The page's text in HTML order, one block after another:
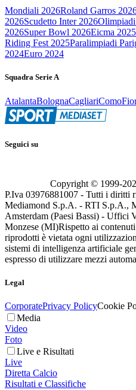
Mondiali 2026Roland Garros
2026Scudetto Inter 2026
2026Super Bowl 2026Eicma 2025
Riding Fest 2025Paralimpiadi
2024Euro 2024
Squadra Serie A
AtalantaBolognaCagliariComo
Seguici su
Copyright © 1999-
P.Iva 03976881007 - Tutti i diritti
Mediamond S.p.A. - RTI S.p.A.,
Amsterdam (Paesi Bassi) - Uffici
Monzese (MI)Rispetto ai
riprodotti è vietata ogni
sistemi di intelligenza artificiale
espresso di utilizzare mezzi
Legal
CorporatePrivacy PolicyCookie
Media
Video
Foto
Live e Risultati
Live
Diretta Calcio
Risultati e Classifiche